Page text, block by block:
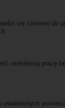
się zarówno do
wieloletnią pracę
oświetlonych